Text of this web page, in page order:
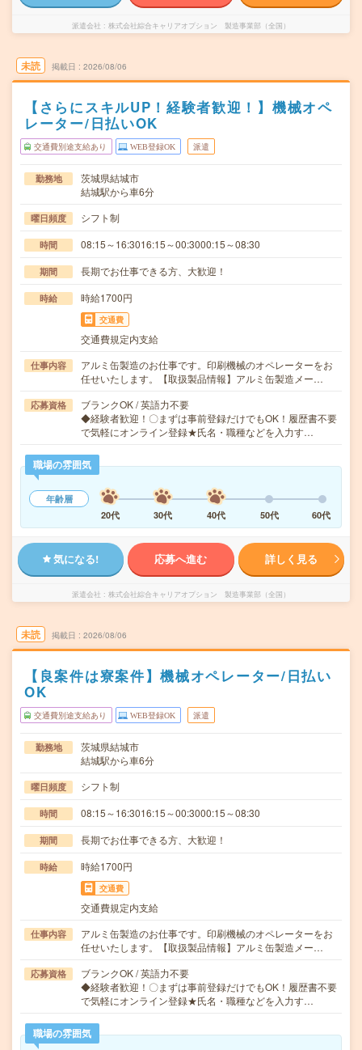
派遣会社 株式会社綜合キャリアオプション 製造事業部（全国）
未読 掲載日 2026/08/06
【さらにスキルUP！経験者歓迎！】機械オペ
レーター/日払いOK
交通費別途支給あり WEB登録OK 派遣
勤務地
茨城県結城市
結城駅から車6分
曜日頻度 シフト制
時間 08:15～16:3016:15～00:3000:15～08:30
期間 長期でお仕事できる方、大歓迎！
時給 時給1700円
交通費
交通費規定内支給
仕事内容
アルミ缶製造のお仕事です。印刷機械のオペレーターをお
任せいたします。【取扱製品情報】アルミ缶製造メー…
応募資格
ブランクOK / 英語力不要
◆経験者歓迎！〇まずは事前登録だけでもOK！履歴書不要
で気軽にオンライン登録★氏名・職種などを入力す…
職場の雰囲気
年齢層
20代
30代 40代 50代 60代
気になる! 応募へ進む 詳しく見る
派遣会社 株式会社綜合キャリアオプション 製造事業部（全国）
未読 掲載日 2026/08/06
【良案件は寮案件】機械オペレーター/日払い
OK
交通費別途支給あり WEB登録OK 派遣
勤務地
茨城県結城市
結城駅から車6分
曜日頻度 シフト制
時間 08:15～16:3016:15～00:3000:15～08:30
期間 長期でお仕事できる方、大歓迎！
時給 時給1700円
交通費
交通費規定内支給
仕事内容
アルミ缶製造のお仕事です。印刷機械のオペレーターをお
任せいたします。【取扱製品情報】アルミ缶製造メー…
応募資格
ブランクOK / 英語力不要
◆経験者歓迎！〇まずは事前登録だけでもOK！履歴書不要
で気軽にオンライン登録★氏名・職種などを入力す…
職場の雰囲気